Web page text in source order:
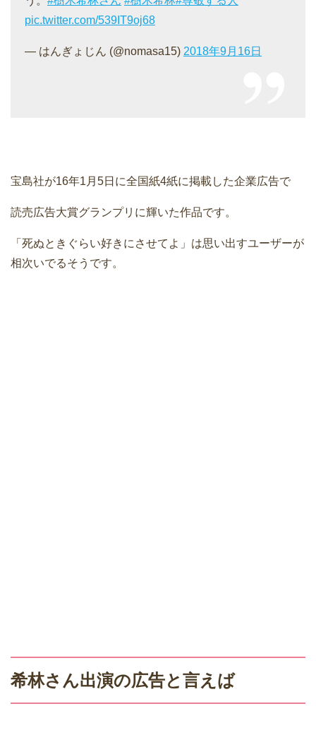
pic.twitter.com/539IT9oj68
— はんぎょじん (@nomasa15) 2018年9月16日
宝島社が16年1月5日に全国紙4紙に掲載した企業広告で
読売広告大賞グランプリに輝いた作品です。
「死ぬときぐらい好きにさせてよ」は思い出すユーザーが
相次いでるそうです。
希林さん出演の広告と言えば